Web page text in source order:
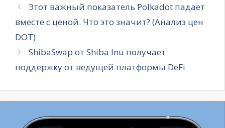
Этот важный показатель Polkadot падает
вместе с ценой. Что это значит? (Анализ цен
DOT)
ShibaSwap от Shiba Inu получает
поддержку от ведущей платформы DeFi